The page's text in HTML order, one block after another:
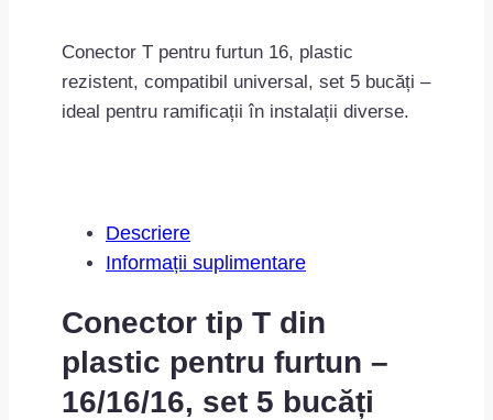
Conector T pentru furtun 16, plastic
rezistent, compatibil universal, set 5 bucăți –
ideal pentru ramificații în instalații diverse.
Descriere
Informații suplimentare
Conector tip T din
plastic pentru furtun –
16/16/16, set 5 bucăți